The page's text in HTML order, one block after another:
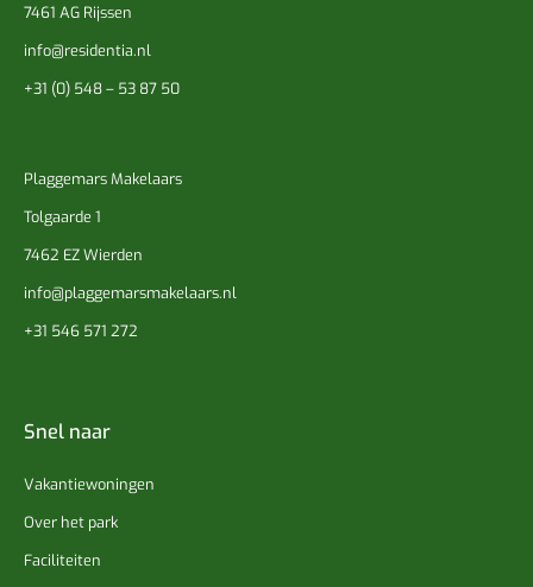
7461 AG Rijssen
info@residentia.nl
+31 (0) 548 – 53 87 50
Plaggemars Makelaars
Tolgaarde 1
7462 EZ Wierden
info@plaggemarsmakelaars.nl
+31 546 571 272
Snel naar
Vakantiewoningen
Over het park
Faciliteiten